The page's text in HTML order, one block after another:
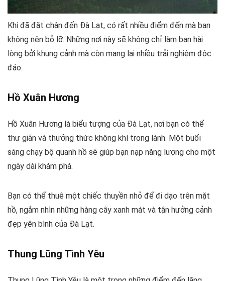
Khi đã đặt chân đến Đà Lạt, có rất nhiều điểm đến mà bạn
không nên bỏ lỡ. Những nơi này sẽ không chỉ làm bạn hài
lòng bởi khung cảnh mà còn mang lại nhiều trải nghiệm độc
đáo.
Hồ Xuân Hương
Hồ Xuân Hương là biểu tượng của Đà Lạt, nơi bạn có thể
thư giãn và thưởng thức không khí trong lành. Một buổi
sáng chạy bộ quanh hồ sẽ giúp bạn nạp năng lượng cho một
ngày dài khám phá.
Bạn có thể thuê một chiếc thuyền nhỏ để đi dạo trên mặt
hồ, ngắm nhìn những hàng cây xanh mát và tận hưởng cảnh
đẹp yên bình của Đà Lạt.
Thung Lũng Tình Yêu